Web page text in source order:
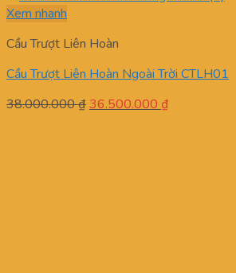
Xem nhanh
Cầu Trượt Liên Hoàn
Cầu Trượt Liên Hoàn Ngoài Trời CTLH01
38.000.000₫Giá
36.500.000 ₫